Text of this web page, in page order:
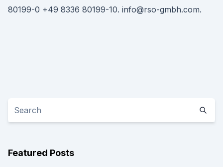
80199-0 +49 8336 80199-10. info@rso-gmbh.com.
Featured Posts